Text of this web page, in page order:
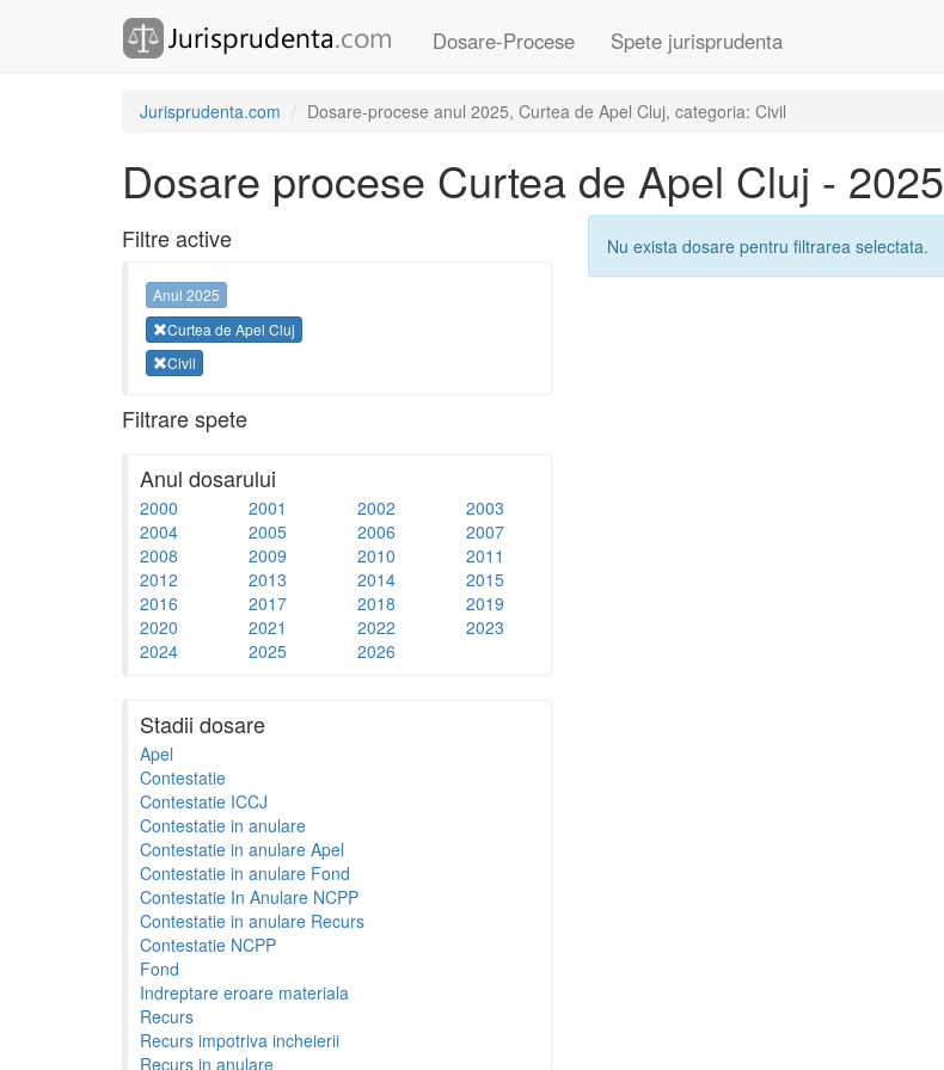
Dosare-Procese Spete jurisprudenta
Jurisprudenta.com Dosare-procese anul 2025, Curtea de Apel Cluj, categoria: Civil
Dosare procese Curtea de Apel Cluj - 2025
Filtre active
Anul 2025
Curtea de Apel Cluj
Civil
Filtrare spete
Anul dosarului
2000 2001 2002
2003
2004
2005 2006
2007
2008
2009 2010
2011
2012
2013 2014
2015
2016
2017 2018
2019
2020
2021 2022
2023
2024
2025 2026
Stadii dosare
Apel
Contestatie
Contestatie ICCJ
Contestatie in anulare
Contestatie in anulare Apel
Contestatie in anulare Fond
Contestatie In Anulare NCPP
Contestatie in anulare Recurs
Contestatie NCPP
Fond
Indreptare eroare materiala
Recurs
Recurs impotriva incheierii
Recurs in anulare
Nu exista dosare pentru filtrarea selectata.